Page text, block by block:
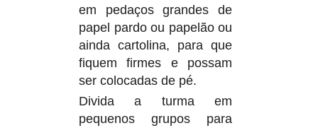
em pedaços grandes de
papel pardo ou papelão ou
ainda cartolina, para que
fiquem firmes e possam
ser colocadas de pé.
Divida a turma em
pequenos grupos para